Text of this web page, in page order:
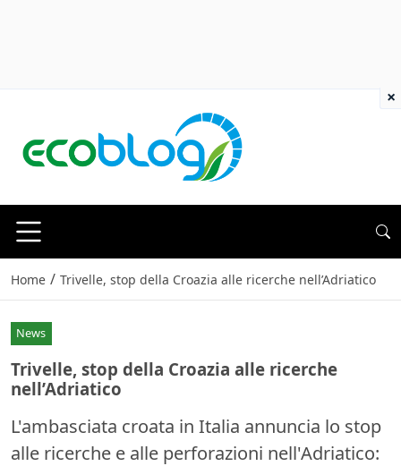
Home / Trivelle, stop della Croazia alle ricerche nell’Adriatico
News
Trivelle, stop della Croazia alle ricerche
nell’Adriatico
L'ambasciata croata in Italia annuncia lo stop
alle ricerche e alle perforazioni nell'Adriatico:
×